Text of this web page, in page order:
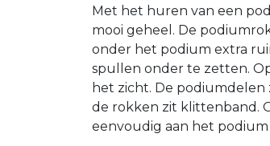
Met het huren van een
mooi geheel. De
onder het podium extra
spullen onder te zetten.
het zicht. De
de rokken zit klittenband.
eenvoudig aan het podium